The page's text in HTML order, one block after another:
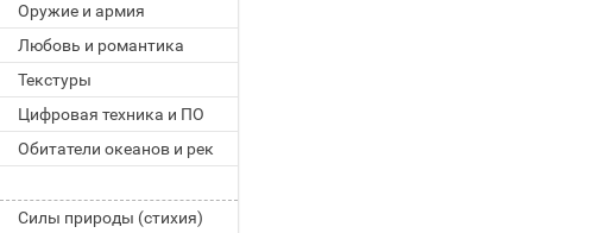
Оружие и армия
Любовь и романтика
Текстуры
Цифровая техника и ПО
Обитатели океанов и рек
Силы природы (стихия)